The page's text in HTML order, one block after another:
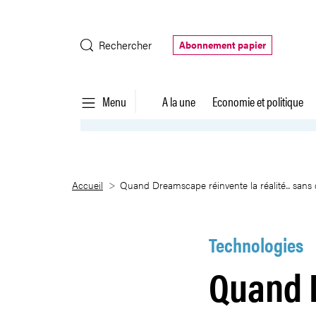
Rechercher
Abonnement papier
Menu A la une Economie et politique
Quand Dreamscape réinvente
Accueil Quand Dreamscape réinvente la réalité... sans
Technologies